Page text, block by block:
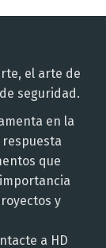
el arte de
seguridad.
en la
que
y
a HD